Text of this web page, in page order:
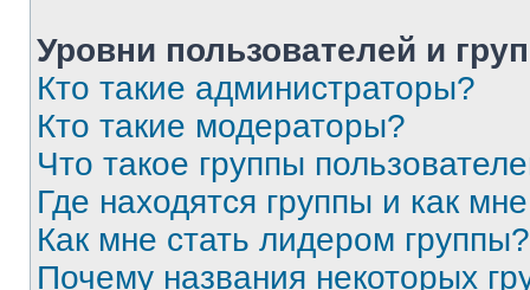
Уровни пользователей и
Кто такие администраторы?
Кто такие модераторы?
Что такое группы
Где находятся группы и как
Как мне стать лидером группы?
Почему названия некоторых